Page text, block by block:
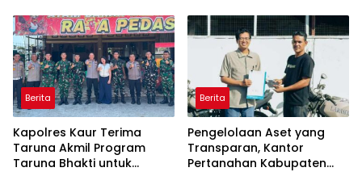
Berita
Kapolres Kaur Terima
Taruna Akmil Program
Taruna Bhakti untuk
Berita
Pengelolaan Aset yang
Transparan, Kantor
Pertanahan Kabupaten